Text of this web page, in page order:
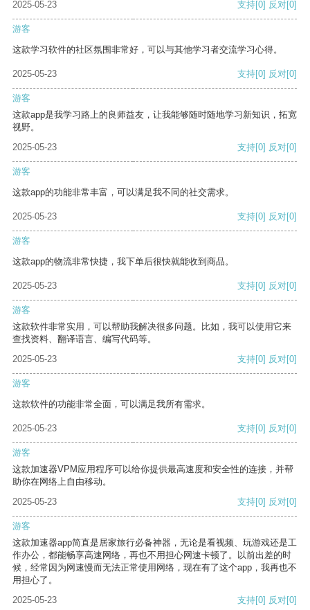
2025-05-23 支持[0] 反对[0]
游客
这款学习软件的社区氛围非常好，可以与其他学习者交流学习心得。
2025-05-23 支持[0] 反对[0]
游客
这款app是我学习路上的良师益友，让我能够随时随地学习新知识，拓宽
视野。
2025-05-23
支持[0] 反对[0]
游客
这款app的功能非常丰富，可以满足我不同的社交需求。
2025-05-23 支持[0] 反对[0]
游客
这款app的物流非常快捷，我下单后很快就能收到商品。
2025-05-23 支持[0] 反对[0]
游客
这款软件非常实用，可以帮助我解决很多问题。比如，我可以使用它来
查找资料、翻译语言、编写代码等。
2025-05-23
支持[0] 反对[0]
游客
这款软件的功能非常全面，可以满足我所有需求。
2025-05-23 支持[0] 反对[0]
游客
这款加速器VPM应用程序可以给你提供最高速度和安全性的连接，并帮
助你在网络上自由移动。
2025-05-23
支持[0] 反对[0]
游客
这款加速器app简直是居家旅行必备神器，无论是看视频、玩游戏还是工
作办公，都能畅享高速网络，再也不用担心网速卡顿了。以前出差的时
候，经常因为网速慢而无法正常使用网络，现在有了这个app，我再也不
用担心了。
2025-05-23
支持[0] 反对[0]